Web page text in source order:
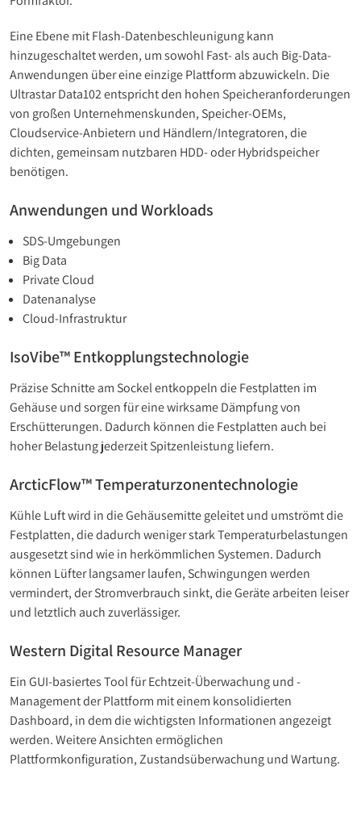
Eine Ebene mit Flash-Datenbeschleunigung kann
hinzugeschaltet werden, um sowohl Fast- als auch Big-Data-
Anwendungen über eine einzige Plattform abzuwickeln. Die
Ultrastar Data102 entspricht den hohen Speicheranforderungen
von großen Unternehmenskunden, Speicher-OEMs,
Cloudservice-Anbietern und Händlern/Integratoren, die
dichten, gemeinsam nutzbaren HDD- oder Hybridspeicher
benötigen.
Anwendungen und Workloads
SDS-Umgebungen
Big Data
Private Cloud
Datenanalyse
Cloud-Infrastruktur
IsoVibe™ Entkopplungstechnologie
Präzise Schnitte am Sockel entkoppeln die Festplatten im
Gehäuse und sorgen für eine wirksame Dämpfung von
Erschütterungen. Dadurch können die Festplatten auch bei
hoher Belastung jederzeit Spitzenleistung liefern.
ArcticFlow™ Temperaturzonentechnologie
Kühle Luft wird in die Gehäusemitte geleitet und umströmt die
Festplatten, die dadurch weniger stark Temperaturbelastungen
ausgesetzt sind wie in herkömmlichen Systemen. Dadurch
können Lüfter langsamer laufen, Schwingungen werden
vermindert, der Stromverbrauch sinkt, die Geräte arbeiten leiser
und letztlich auch zuverlässiger.
Western Digital Resource Manager
Ein GUI-basiertes Tool für Echtzeit-Überwachung und -
Management der Plattform mit einem konsolidierten
Dashboard, in dem die wichtigsten Informationen angezeigt
werden. Weitere Ansichten ermöglichen
Plattformkonfiguration, Zustandsüberwachung und Wartung.